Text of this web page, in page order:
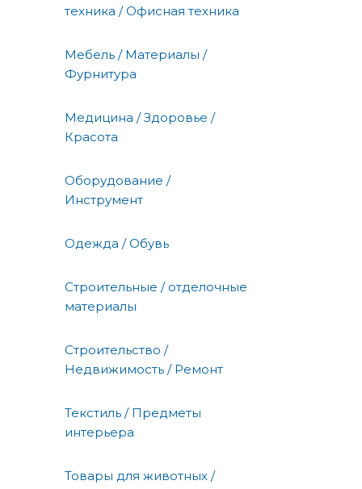
техника / Офисная техника
Мебель / Материалы /
Фурнитура
Медицина / Здоровье /
Красота
Оборудование /
Инструмент
Одежда / Обувь
Строительные / отделочные
материалы
Строительство /
Недвижимость / Ремонт
Текстиль / Предметы
интерьера
Товары для животных /